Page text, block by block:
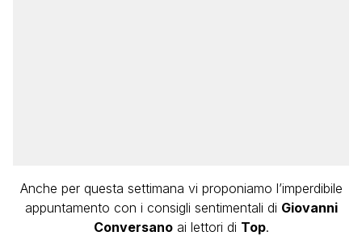
Anche per questa settimana vi proponiamo l’imperdibile
appuntamento con i consigli sentimentali di Giovanni
Conversanoai lettori di Top.